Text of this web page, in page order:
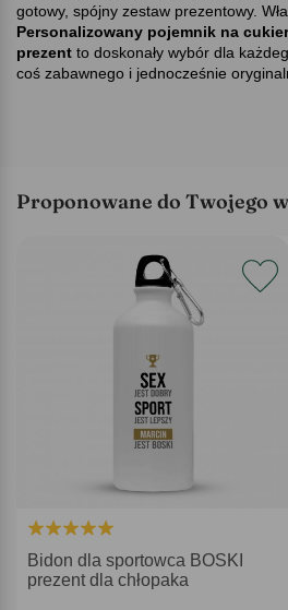
gotowy, spójny zestaw prezentowy.
Personalizowany pojemnik na
prezent to doskonały wybór dla
coś zabawnego i jednocześnie
Proponowane do Twojego
Bidon dla sportowca BOSKI
prezent dla chłopaka